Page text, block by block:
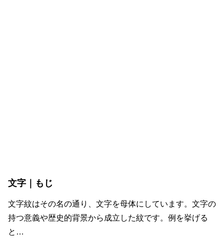
文字｜もじ
文字紋はその名の通り、文字を母体にしています。文字の
持つ意義や歴史的背景から成立した紋です。例を挙げる
と…